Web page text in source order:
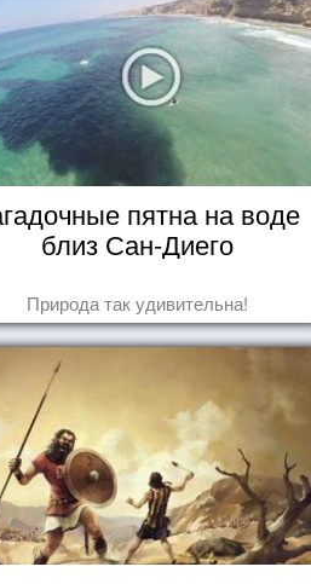
пятна на воде
близ Сан-Диего
Природа так удивительна!